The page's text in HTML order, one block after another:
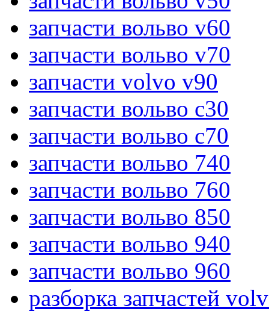
запчасти вольво v60
запчасти вольво v70
запчасти volvo v90
запчасти вольво c30
запчасти вольво c70
запчасти вольво 740
запчасти вольво 760
запчасти вольво 850
запчасти вольво 940
запчасти вольво 960
разборка запчастей